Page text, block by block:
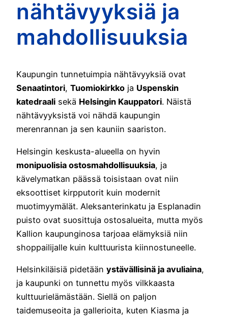
nähtävyyksiä ja
mahdollisuuksia
Kaupungin tunnetuimpia nähtävyyksiä ovat
Senaatintori, Tuomiokirkko ja Uspenskin
katedraali sekä Helsingin Kauppatori. Näistä
nähtävyyksistä voi nähdä kaupungin
merenrannan ja sen kauniin saariston.
Helsingin keskusta-alueella on hyvin
monipuolisia ostosmahdollisuuksia, ja
kävelymatkan päässä toisistaan ovat niin
eksoottiset kirpputorit kuin modernit
muotimyymälät. Aleksanterinkatu ja Esplanadin
puisto ovat suosittuja ostosalueita, mutta myös
Kallion kaupunginosa tarjoaa elämyksiä niin
shoppailijalle kuin kulttuurista kiinnostuneelle.
Helsinkiläisiä pidetään ystävällisinä ja avuliaina,
ja kaupunki on tunnettu myös vilkkaasta
kulttuurielämästään. Siellä on paljon
taidemuseoita ja gallerioita, kuten Kiasma ja